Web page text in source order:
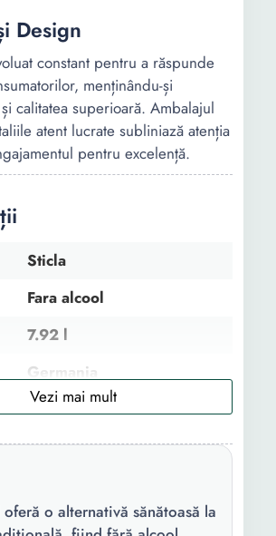
Design
constant pentru a răspunde
menținându-și
calitatea superioară. Ambalajul
atent lucrate subliniază atenția
pentru excelență.
Sticla
Fara alcool
7.92 l
Germania
oferă o alternativă sănătoasă la